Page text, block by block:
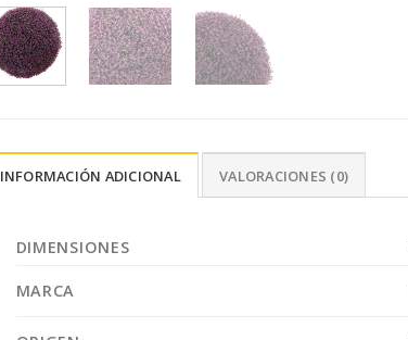
INFORMACIÓN ADICIONAL VALORACIONES (0)
DIMENSIONES
MARCA